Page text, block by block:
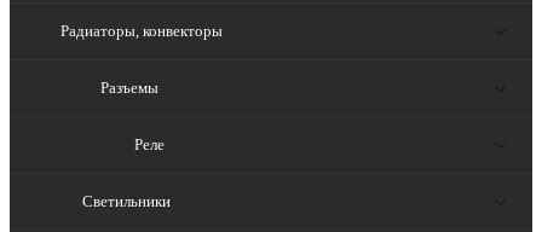
Радиаторы, конвекторы
Разъемы
Реле
Светильники